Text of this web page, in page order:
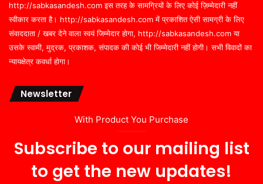
http://sabkasandesh.com इस तरह के सामग्रियों के लिए कोई ज़िम्मेदारी नहीं
स्वीकार करता है। http://sabkasandesh.com में प्रकाशित ऐसी सामग्री के लिए
संवाददाता / खबर देने वाला स्वयं जिम्मेदार होगा, http://sabkasandesh.com या
उसके स्वामी, मुद्रक, प्रकाशक, संपादक की कोई भी जिम्मेदारी नहीं होगी। सभी विवादों का
न्यायक्षेत्र कवर्धा होगा।
Newsletter
With Product You Purchase
Subscribe to our mailing list
to get the new updates!